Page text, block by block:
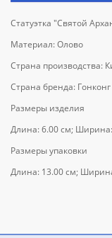
Статуэтка "Святой
Материал: Олово
Страна производства:
Страна бренда: Гонконг
Размеры изделия
Длина: 6.00 см; Ширина:
Размеры упаковки
Длина: 13.00 см;